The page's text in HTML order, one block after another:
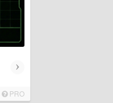
›
PRO